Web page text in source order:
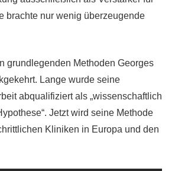
brachte nur wenig überzeugende
grundlegenden Methoden Georges
Lange wurde seine
abqualifiziert als „wissenschaftlich
Jetzt wird seine Methode
Kliniken in Europa und den